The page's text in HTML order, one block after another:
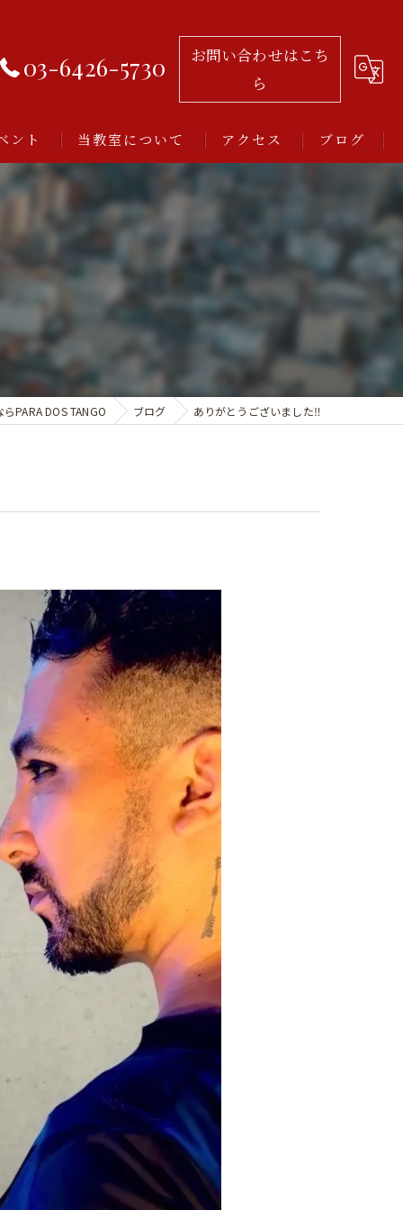
03-6426-5730
お問い合わせはこち
ら
ント 当教室について
習い事
ミロンガとは
アクセス ブログ
PARA DOS TANGO ブログ ありがとうございました‼️